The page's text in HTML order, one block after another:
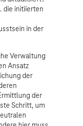
die initiierten
in der
Verwaltung
Ansatz
der
der
Schritt, um